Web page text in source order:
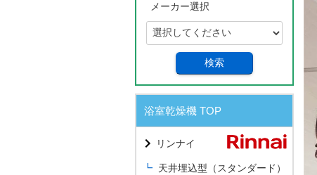
メーカー選択
検索
浴室乾燥機 TOP
リンナイ
天井埋込型（スタンダード）